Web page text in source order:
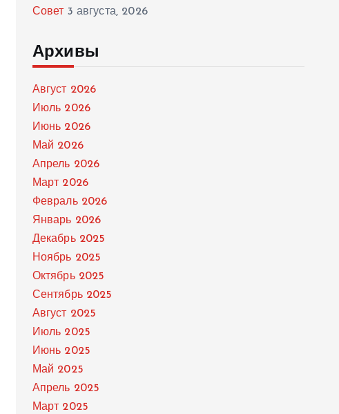
Совет 3 августа, 2026
Архивы
Август 2026
Июль 2026
Июнь 2026
Май 2026
Апрель 2026
Март 2026
Февраль 2026
Январь 2026
Декабрь 2025
Ноябрь 2025
Октябрь 2025
Сентябрь 2025
Август 2025
Июль 2025
Июнь 2025
Май 2025
Апрель 2025
Март 2025